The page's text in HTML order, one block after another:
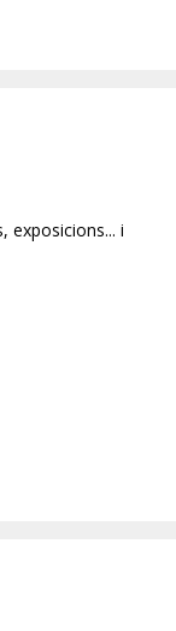
exposicions... i